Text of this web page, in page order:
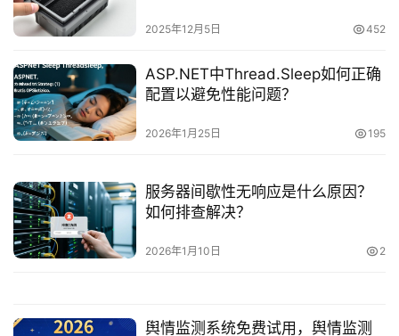
2025年12月5日 452
ASP.NET中Thread.Sleep如何正确
配置以避免性能问题？
2026年1月25日 195
服务器间歇性无响应是什么原因？
如何排查解决？
2026年1月10日 2
舆情监测系统免费试用，舆情监测